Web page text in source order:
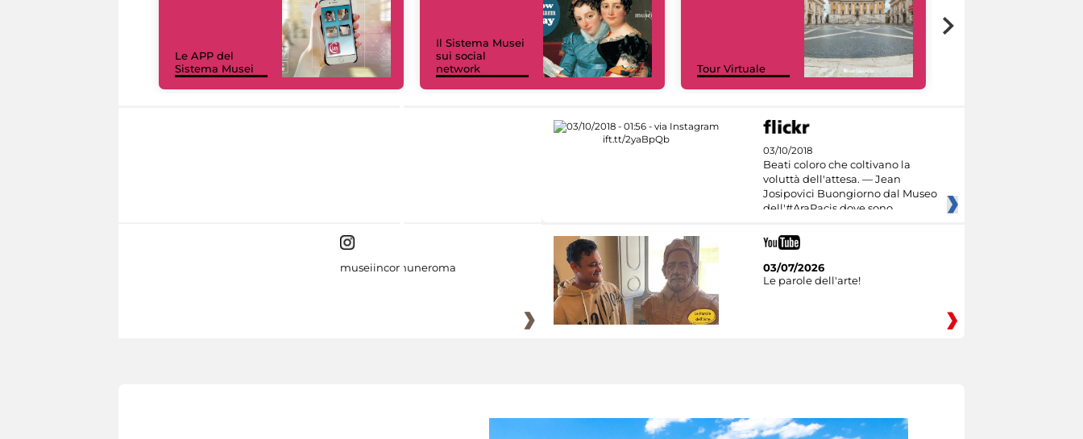
Le APP del
Sistema Musei
Il Sistema Musei
sui social
network
Tour Virtuale
03/10/2018
Beati coloro che coltivano la
voluttà dell'attesa. — Jean
Josipovici Buongiorno dal Museo
dell'#AraPacis dove sono
museiincomuneroma
03/07/2026
Le parole dell'arte!